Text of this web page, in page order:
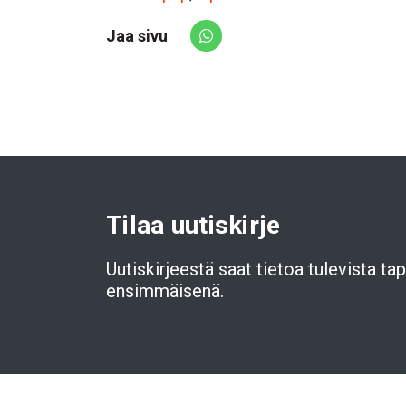
Jaa sivu
Share via Whatsapp
Tilaa uutiskirje
Uutiskirjeestä saat tietoa tulevista
ensimmäisenä.